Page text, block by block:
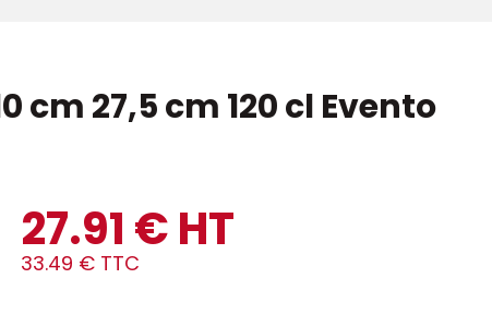
27,5 cm 120 cl Evento
27.91 € HT
33.49 € TTC